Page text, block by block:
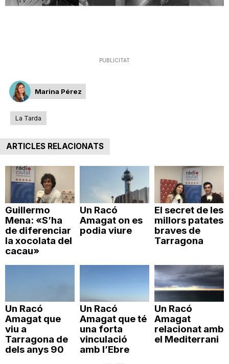
g
o
n
a
PUBLICITAT
Marina Pérez
La Tarda
ARTICLES RELACIONATS
Guillermo
Mena: «S’ha
de diferenciar
la xocolata del
cacau»
Un Racó
Amagat on es
podia viure
El secret de les
millors patates
braves de
Tarragona
Un Racó
Amagat que
viu a
Tarragona de
dels anys 90
Un Racó
Amagat que té
una forta
vinculació
amb l’Ebre
Un Racó
Amagat
relacionat amb
el Mediterrani